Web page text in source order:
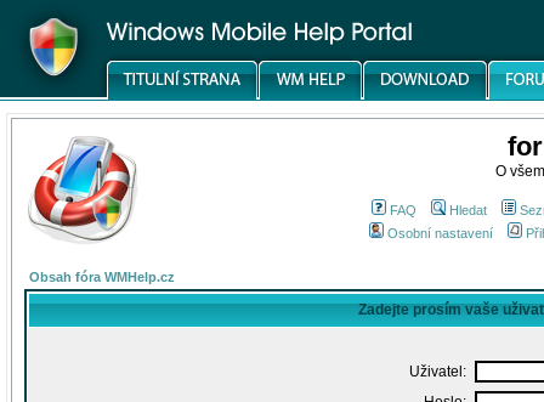
O
FAQ Hledat
Osobní nastavení
Obsah fóra WMHelp.cz
Zadejte prosím vaše
Uživatel: